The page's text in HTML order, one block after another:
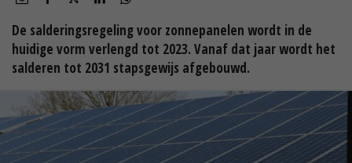
De salderingsregeling voor zonnepanelen wordt in de
huidige vorm verlengd tot 2023. Vanaf dat jaar wordt het
salderen tot 2031 stapsgewijs afgebouwd.